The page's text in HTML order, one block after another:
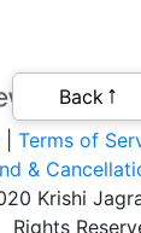
Terms of
&
Krishi
Rights
Back